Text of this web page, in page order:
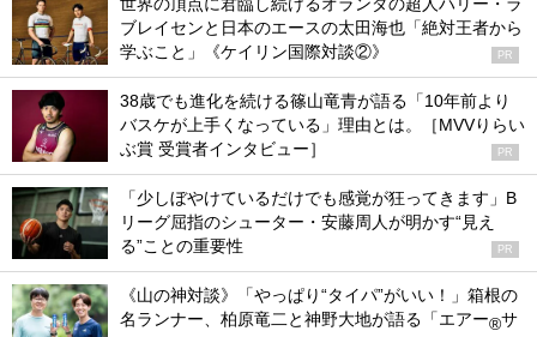
世界の頂点に君臨し続けるオランダの超人ハリー・ラ
ブレイセンと日本のエースの太田海也「絶対王者から
学ぶこと」《ケイリン国際対談②》
PR
38歳でも進化を続ける篠山竜青が語る「10年前より
バスケが上手くなっている」理由とは。［MVVりらい
ぶ賞 受賞者インタビュー］
PR
「少しぼやけているだけでも感覚が狂ってきます」B
リーグ屈指のシューター・安藤周人が明かす“見え
る”ことの重要性
PR
《山の神対談》「やっぱり“タイパ”がいい！」箱根の
名ランナー、柏原竜二と神野大地が語る「エアー®サ